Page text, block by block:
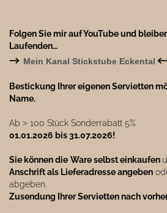
Folgen Sie mir auf YouTube und
Laufenden…
→ Mein Kanal Stickstube Eckental ←
Bestickung Ihrer eigenen Servietten
Name.
Ab ˃ 100 Stück Sonderrabatt 5%
01.01.2026 bis 31.07.2026!
Sie können die Ware selbst einkaufen
Anschrift als Lieferadresse angeben
abgeben.
Zusendung Ihrer Servietten nach